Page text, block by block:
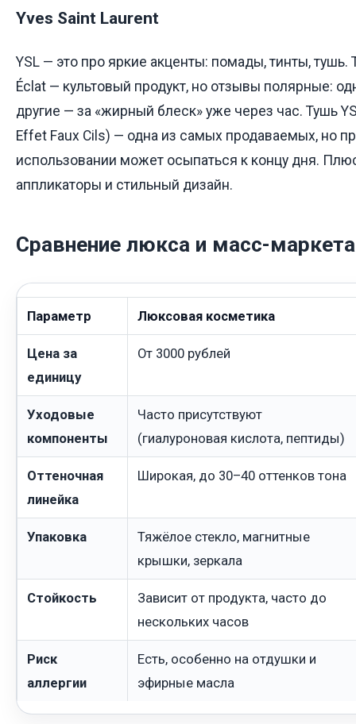
Yves Saint Laurent
YSL — это про яркие акценты: помады, тинты,
Éclat — культовый продукт, но отзывы полярные:
другие — за «жирный блеск» уже через час. Тушь
Effet Faux Cils) — одна из самых продаваемых, но
использовании может осыпаться к концу дня.
аппликаторы и стильный дизайн.
Сравнение люкса и масс-
Параметр Люксовая косметика
Цена за
единицу
От 3000 рублей
Уходовые
компоненты
Часто присутствуют
(гиалуроновая кислота, пептиды)
Оттеночная
линейка
Широкая, до 30–40 оттенков тона
Упаковка
Тяжёлое стекло, магнитные
крышки, зеркала
Стойкость
Зависит от продукта, часто до
нескольких часов
Риск
аллергии
Есть, особенно на отдушки и
эфирные масла